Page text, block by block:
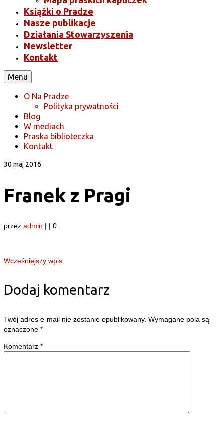
Książki o Pradze
Nasze publikacje
Działania Stowarzyszenia
Newsletter
Kontakt
Menu
O Na Pradze
Polityka prywatności
Blog
W mediach
Praska biblioteczka
Kontakt
30 maj 2016
Franek z Pragi
przez admin | | 0
Wcześniejszy wpis
Dodaj komentarz
Twój adres e-mail nie zostanie opublikowany. Wymagane pola są
oznaczone *
Komentarz *